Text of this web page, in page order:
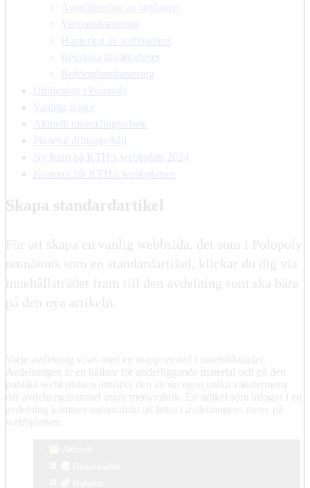
Avpublicering av strukturer
Versionshantering
Hantering av webbadress
Begränsa läsrättigheter
Behörighetshantering
Utbildning i Polopoly
Vanliga frågor
Aktuellt utvecklingsarbete
Planerat driftuppehåll
Ny form på KTH:s webbplats 2024
Koncept för KTH:s webbplatser
Skapa standardartikel
För att skapa en vanlig webbsida, det som i Polopoly
omnämns som en standardartikel, klickar du dig via
innehållsträdet fram till den avdelning som ska bära
på den nya artikeln.
Varje avdelning visas med en mappsymbol i innehållsträdet.
Avdelningen är en hållare för underliggande material och på den
publika webbplatsen utmärks den av sin egen unika vänstermeny
där avdelningsnamnet utgör menyrubrik. En artikel som infogas i en
avdelning kommer automatiskt att listas i avdelningens meny på
webbplatsen.